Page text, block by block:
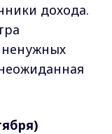
дохода.
ненужных